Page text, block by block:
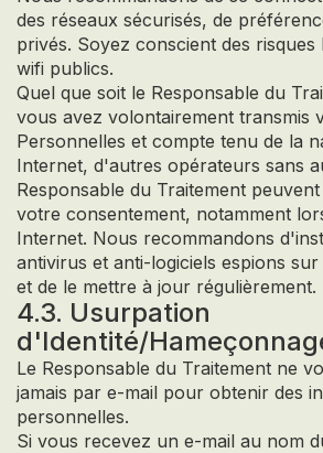
des réseaux sécurisés, de
privés. Soyez conscient des risques
wifi publics.
Quel que soit le Responsable du
vous avez volontairement transmis
Personnelles et compte tenu de la
Internet, d'autres opérateurs sans
Responsable du Traitement
votre consentement, notamment
Internet. Nous recommandons
antivirus et anti-logiciels espions
et de le mettre à jour régulièrement.
4.3. Usurpation
d'Identité/
Le Responsable du Traitement ne
jamais par e-mail pour obtenir des
personnelles.
Si vous recevez un e-mail au nom